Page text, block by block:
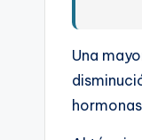
Una